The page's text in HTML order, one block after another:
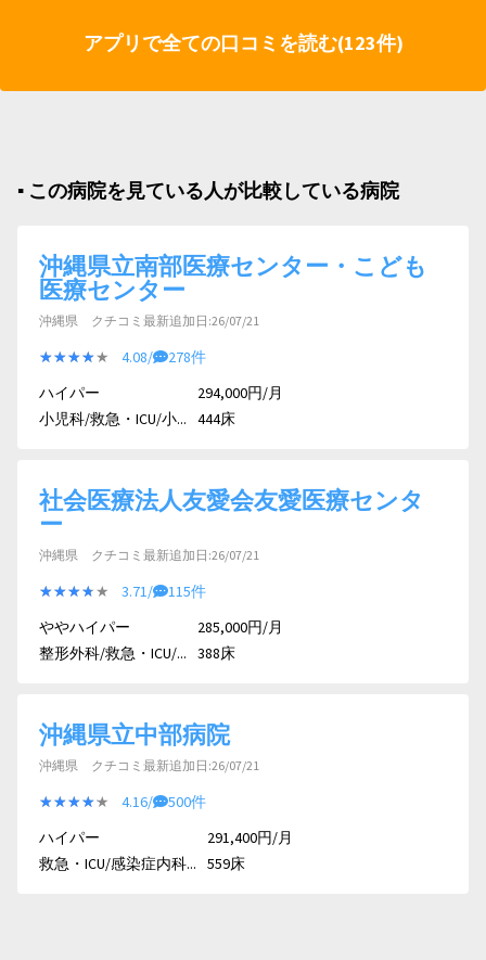
アプリで全ての口コミを読む(123件)
▪︎ この病院を見ている人が比較している病院
沖縄県立南部医療センター・こども
医療センター
沖縄県 クチコミ最新追加日:26/07/21
★★★★★
★★★★★ 4.08/
278件
ハイパー
小児科/救急・ICU/小...
294,000円/月
444床
社会医療法人友愛会友愛医療センタ
ー
沖縄県 クチコミ最新追加日:26/07/21
★★★★★
★★★★★ 3.71/
115件
ややハイパー
整形外科/救急・ICU/...
285,000円/月
388床
沖縄県立中部病院
沖縄県 クチコミ最新追加日:26/07/21
★★★★★
★★★★★ 4.16/
500件
ハイパー
救急・ICU/感染症内科...
291,400円/月
559床